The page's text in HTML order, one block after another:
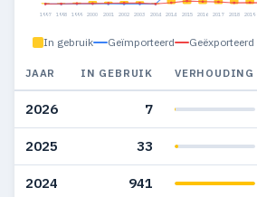
1997 1998 1999 2000 2001 2002 2003 2004 2014 2015 2016 2017 2018 2019
In gebruik Geïmporteerd Geëxporteerd
JAAR IN GEBRUIK VERHOUDING
2026 7
2025 33
2024 941